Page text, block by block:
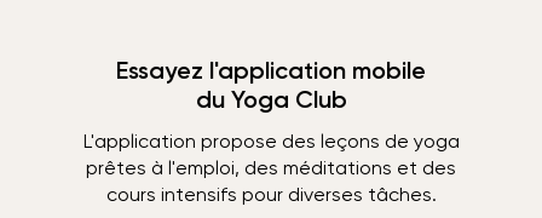
Essayez l'application mobile
du Yoga Club
L'application propose des leçons de yoga
prêtes à l'emploi, des méditations et des
cours intensifs pour diverses tâches.